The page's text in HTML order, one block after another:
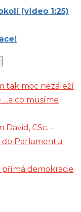
(video 1:25)
tak moc nezáleží
…a co musíme
David, CSc. –
Parlamentu
demokracie